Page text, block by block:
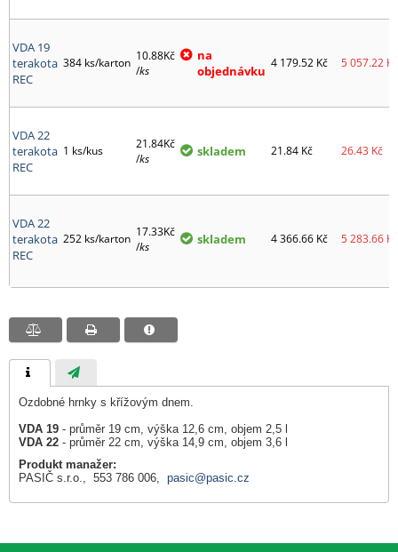
VDA 19
terakota
REC
384 ks/karton 10.88Kč
/ks
na
objednávku
4 179.52 Kč 5 057.22 Kč
VDA 22
terakota
REC
1 ks/kus
21.84Kč
/ks skladem 21.84 Kč 26.43 Kč
VDA 22
terakota
REC
252 ks/karton 17.33Kč
/ks skladem 4 366.66 Kč 5 283.66 Kč
Ozdobné hrnky s křížovým dnem.
VDA 19 - průměr 19 cm, výška 12,6 cm, objem 2,5 l
VDA 22 - průměr 22 cm, výška 14,9 cm, objem 3,6 l
Produkt manažer:
PASIČ s.r.o., 553 786 006, pasic@pasic.cz